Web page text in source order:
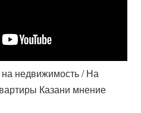
недвижимость / На
Казани мнение